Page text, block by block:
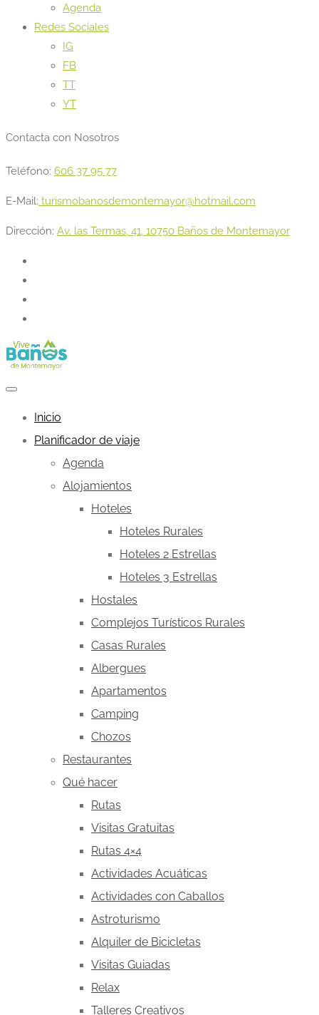
Agenda
Redes Sociales
IG
FB
TT
YT
Contacta con Nosotros
Teléfono: 606 37 95 77
E-Mail: turismobanosdemontemayor@hotmail.com
Dirección: Av. las Termas, 41, 10750 Baños de Montemayor
Inicio
Planificador de viaje
Agenda
Alojamientos
Hoteles
Hoteles Rurales
Hoteles 2 Estrellas
Hoteles 3 Estrellas
Hostales
Complejos Turísticos Rurales
Casas Rurales
Albergues
Apartamentos
Camping
Chozos
Restaurantes
Qué hacer
Rutas
Visitas Gratuitas
Rutas 4×4
Actividades Acuáticas
Actividades con Caballos
Astroturismo
Alquiler de Bicicletas
Visitas Guiadas
Relax
Talleres Creativos